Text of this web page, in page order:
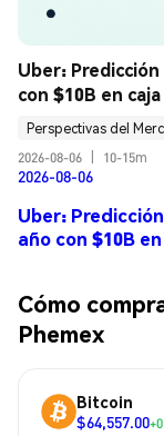
Uber:
con $10B en caja
Perspectivas del
2026-08-06
10-15m
2026-08-06
Uber:
año con $10B
Cómo
Phemex
Bitcoin
$64,557.00